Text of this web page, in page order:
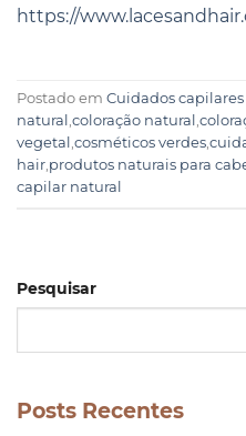
Pesquisar
Posts Recentes
https://
Postado em Cuidados capilares
natural coloração natural
vegetal cosméticos verdes
hair produtos naturais para
capilar natural